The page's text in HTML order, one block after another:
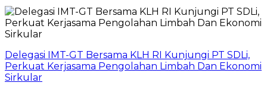
Delegasi IMT-GT Bersama KLH RI Kunjungi PT SDLi,
Perkuat Kerjasama Pengolahan Limbah Dan Ekonomi
Sirkular